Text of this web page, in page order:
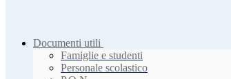
Documenti utili
Famiglie e studenti
Personale scolastico